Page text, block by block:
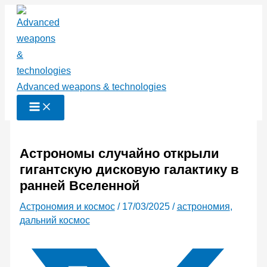
Перейти
содержимому
Advanced weapons & technologies
Астрономы случайно открыли
гигантскую дисковую галактику в
ранней Вселенной
Астрономия и космос/ 17/03/2025 /астрономия,
дальний космос